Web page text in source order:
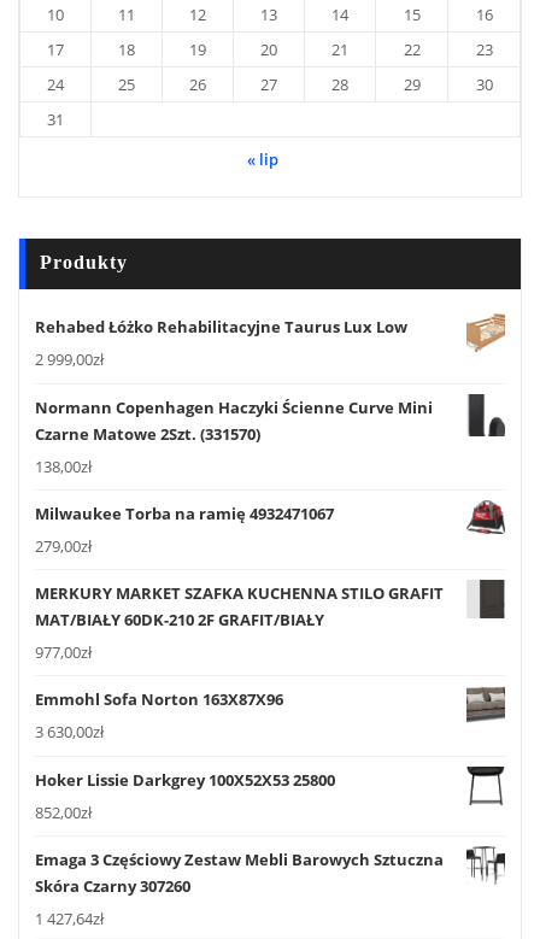
10 11 12 13 14 15
16
17
18 19 20 21 22
23
24
25 26 27 28 29
30
31
« lip
Produkty
Rehabed Łóżko Rehabilitacyjne Taurus Lux Low
2 999,00zł
Normann Copenhagen Haczyki Ścienne Curve Mini
Czarne Matowe 2Szt. (331570)
138,00zł
Milwaukee Torba na ramię 4932471067
279,00zł
MERKURY MARKET SZAFKA KUCHENNA STILO GRAFIT
MAT/BIAŁY 60DK-210 2F GRAFIT/BIAŁY
977,00zł
Emmohl Sofa Norton 163X87X96
3 630,00zł
Hoker Lissie Darkgrey 100X52X53 25800
852,00zł
Emaga 3 Częściowy Zestaw Mebli Barowych Sztuczna
Skóra Czarny 307260
1 427,64zł